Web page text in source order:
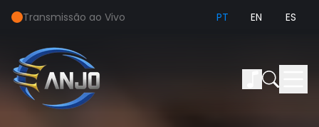
Transmissão ao Vivo PT EN ES